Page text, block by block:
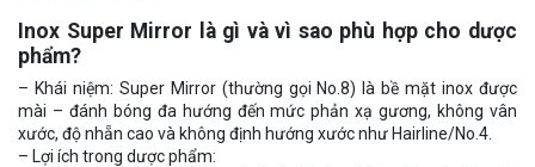
Inox Super Mirror là gì và vì sao phù hợp cho dược
phẩm?
– Khái niệm: Super Mirror (thường gọi No.8) là bề mặt inox được
mài – đánh bóng đa hướng đến mức phản xạ gương, không vân
xước, độ nhẵn cao và không định hướng xước như Hairline/No.4.
– Lợi ích trong dược phẩm: